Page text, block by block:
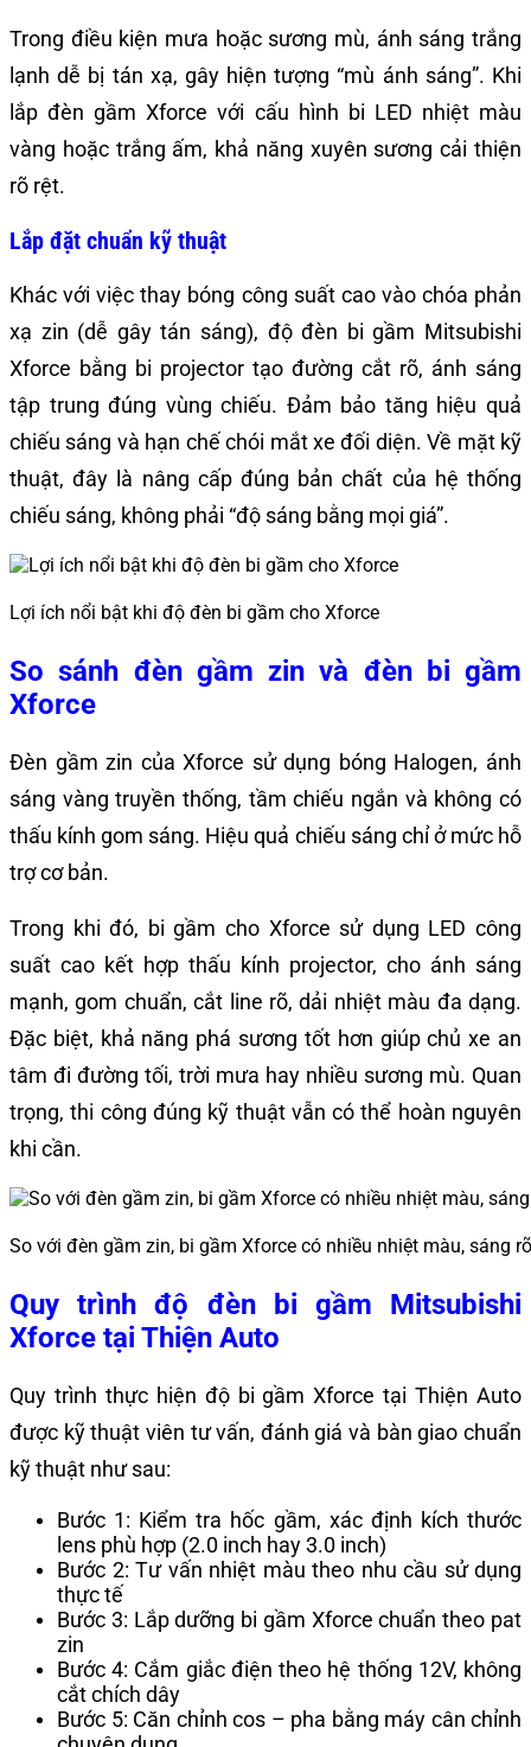
Trong điều kiện mưa hoặc sương mù, ánh sáng trắng
lạnh dễ bị tán xạ, gây hiện tượng “mù ánh sáng”. Khi
lắp đèn gầm Xforce với cấu hình bi LED nhiệt màu
vàng hoặc trắng ấm, khả năng xuyên sương cải thiện
rõ rệt.
Lắp đặt chuẩn kỹ thuật
Khác với việc thay bóng công suất cao vào chóa phản
xạ zin (dễ gây tán sáng), độ đèn bi gầm Mitsubishi
Xforce bằng bi projector tạo đường cắt rõ, ánh sáng
tập trung đúng vùng chiếu. Đảm bảo tăng hiệu quả
chiếu sáng và hạn chế chói mắt xe đối diện. Về mặt kỹ
thuật, đây là nâng cấp đúng bản chất của hệ thống
chiếu sáng, không phải “độ sáng bằng mọi giá”.
Lợi ích nổi bật khi độ đèn bi gầm cho Xforce
So sánh đèn gầm zin và đèn bi gầm
Xforce
Đèn gầm zin của Xforce sử dụng bóng Halogen, ánh
sáng vàng truyền thống, tầm chiếu ngắn và không có
thấu kính gom sáng. Hiệu quả chiếu sáng chỉ ở mức hỗ
trợ cơ bản.
Trong khi đó, bi gầm cho Xforce sử dụng LED công
suất cao kết hợp thấu kính projector, cho ánh sáng
mạnh, gom chuẩn, cắt line rõ, dải nhiệt màu đa dạng.
Đặc biệt, khả năng phá sương tốt hơn giúp chủ xe an
tâm đi đường tối, trời mưa hay nhiều sương mù. Quan
trọng, thi công đúng kỹ thuật vẫn có thể hoàn nguyên
khi cần.
So với đèn gầm zin, bi gầm Xforce có nhiều nhiệt màu, sáng
Quy trình độ đèn bi gầm Mitsubishi
Xforce tại Thiện Auto
Quy trình thực hiện độ bi gầm Xforce tại Thiện Auto
được kỹ thuật viên tư vấn, đánh giá và bàn giao chuẩn
kỹ thuật như sau:
Bước 1: Kiểm tra hốc gầm, xác định kích thước
lens phù hợp (2.0 inch hay 3.0 inch)
Bước 2: Tư vấn nhiệt màu theo nhu cầu sử dụng
thực tế
Bước 3: Lắp dưỡng bi gầm Xforce chuẩn theo pat
zin
Bước 4: Cắm giắc điện theo hệ thống 12V, không
cắt chích dây
Bước 5: Căn chỉnh cos – pha bằng máy cân chỉnh